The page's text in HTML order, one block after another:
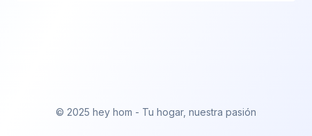
© 2025 hey hom - Tu hogar, nuestra pasión